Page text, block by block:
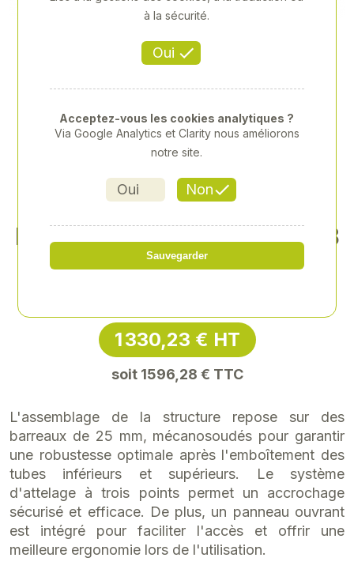
RÂTELIER PANNEAUX TOMB
ANTS
1 330,23 € HT
soit 1596,28 € TTC
L'assemblage de la structure repose sur des
barreaux de 25 mm, mécanosoudés pour garantir
une robustesse optimale après l'emboîtement des
tubes inférieurs et supérieurs. Le système
d'attelage à trois points permet un accrochage
sécurisé et efficace. De plus, un panneau ouvrant
est intégré pour faciliter l'accès et offrir une
meilleure ergonomie lors de l'utilisation.
Oui
à la sécurité.
Oui Non
Acceptez-vous les cookies analytiques ?
Via Google Analytics et Clarity nous améliorons
notre site.
Sauvegarder